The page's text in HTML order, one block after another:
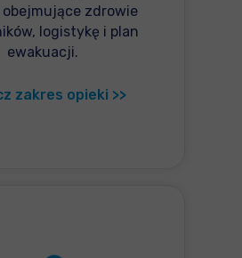
zdrowie
logistykę i plan
ewakuacji.
zakres opieki >>